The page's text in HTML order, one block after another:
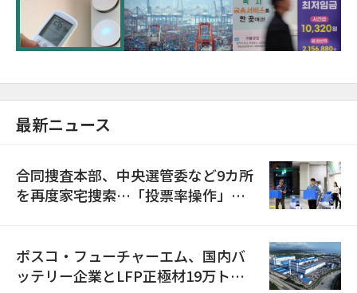
に需給対応体制を点検
最新ニュース
合同捜査本部、中央選管委など9カ所
を再度家宅捜索…「投票率操作」の
ポスコ・フューチャーエム、国内バ
ッテリー企業とLFP正極材19万トン